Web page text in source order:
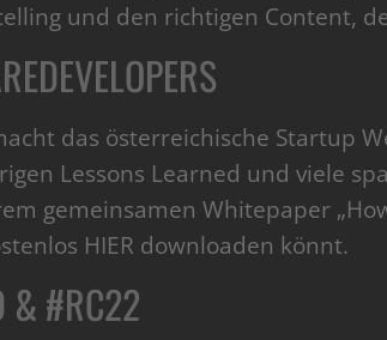
und den richtigen Content,
das österreichische Startup
Lessons Learned und viele
gemeinsamen Whitepaper
HIER downloaden könnt.
& #RC22